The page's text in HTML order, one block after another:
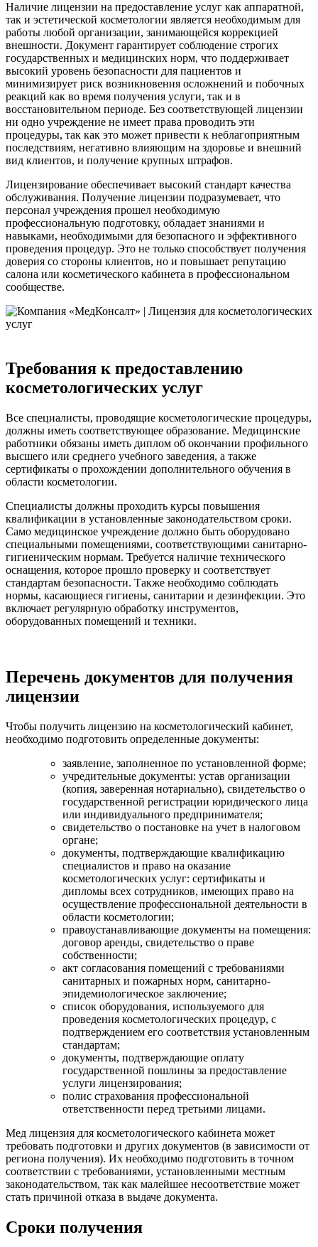
Наличие лицензии на предоставление услуг как аппаратной,
так и эстетической косметологии является необходимым для
работы любой организации, занимающейся коррекцией
внешности. Документ гарантирует соблюдение строгих
государственных и медицинских норм, что поддерживает
высокий уровень безопасности для пациентов и
минимизирует риск возникновения осложнений и побочных
реакций как во время получения услуги, так и в
восстановительном периоде. Без соответствующей лицензии
ни одно учреждение не имеет права проводить эти
процедуры, так как это может привести к неблагоприятным
последствиям, негативно влияющим на здоровье и внешний
вид клиентов, и получение крупных штрафов.
Лицензирование обеспечивает высокий стандарт качества
обслуживания. Получение лицензии подразумевает, что
персонал учреждения прошел необходимую
профессиональную подготовку, обладает знаниями и
навыками, необходимыми для безопасного и эффективного
проведения процедур. Это не только способствует получения
доверия со стороны клиентов, но и повышает репутацию
салона или косметического кабинета в профессиональном
сообществе.
Требования к предоставлению
косметологических услуг
Все специалисты, проводящие косметологические процедуры,
должны иметь соответствующее образование. Медицинские
работники обязаны иметь диплом об окончании профильного
высшего или среднего учебного заведения, а также
сертификаты о прохождении дополнительного обучения в
области косметологии.
Специалисты должны проходить курсы повышения
квалификации в установленные законодательством сроки.
Само медицинское учреждение должно быть оборудовано
специальными помещениями, соответствующими санитарно-
гигиеническим нормам. Требуется наличие технического
оснащения, которое прошло проверку и соответствует
стандартам безопасности. Также необходимо соблюдать
нормы, касающиеся гигиены, санитарии и дезинфекции. Это
включает регулярную обработку инструментов,
оборудованных помещений и техники.
Перечень документов для получения
лицензии
Чтобы получить лицензию на косметологический кабинет,
необходимо подготовить определенные документы:
заявление, заполненное по установленной форме;
учредительные документы: устав организации
(копия, заверенная нотариально), свидетельство о
государственной регистрации юридического лица
или индивидуального предпринимателя;
свидетельство о постановке на учет в налоговом
органе;
документы, подтверждающие квалификацию
специалистов и право на оказание
косметологических услуг: сертификаты и
дипломы всех сотрудников, имеющих право на
осуществление профессиональной деятельности в
области косметологии;
правоустанавливающие документы на помещения:
договор аренды, свидетельство о праве
собственности;
акт согласования помещений с требованиями
санитарных и пожарных норм, санитарно-
эпидемиологическое заключение;
список оборудования, используемого для
проведения косметологических процедур, с
подтверждением его соответствия установленным
стандартам;
документы, подтверждающие оплату
государственной пошлины за предоставление
услуги лицензирования;
полис страхования профессиональной
ответственности перед третьими лицами.
Мед лицензия для косметологического кабинета может
требовать подготовки и других документов (в зависимости от
региона получения). Их необходимо подготовить в точном
соответствии с требованиями, установленными местным
законодательством, так как малейшее несоответствие может
стать причиной отказа в выдаче документа.
Сроки получения